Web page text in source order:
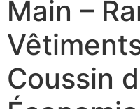
Main –
Coussin